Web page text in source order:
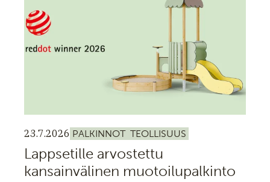
23.7.2026 PALKINNOT TEOLLISUUS
Lappsetille arvostettu
kansainvälinen muotoilupalkinto